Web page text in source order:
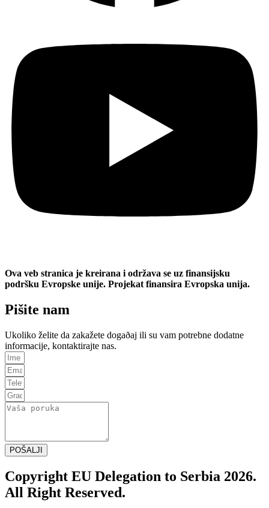
Ova veb stranica je kreirana i održava se uz finansijsku
podršku Evropske unije. Projekat finansira Evropska unija.
Pišite nam
Ukoliko želite da zakažete dogaðaj ili su vam potrebne dodatne
informacije, kontaktirajte nas.
POŠALJI
Copyright EU Delegation to Serbia 2026.
All Right Reserved.